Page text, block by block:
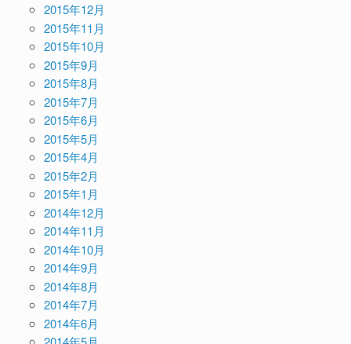
2015年12月
2015年11月
2015年10月
2015年9月
2015年8月
2015年7月
2015年6月
2015年5月
2015年4月
2015年2月
2015年1月
2014年12月
2014年11月
2014年10月
2014年9月
2014年8月
2014年7月
2014年6月